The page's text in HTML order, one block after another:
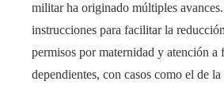
militar ha originado múltiples
instrucciones para facilitar la
permisos por maternidad y atención a
dependientes, con casos como el de